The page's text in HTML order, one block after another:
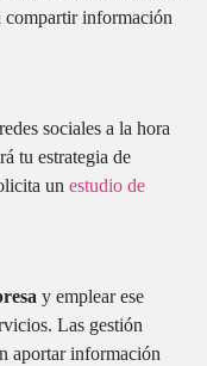
compartir información
sociales a la hora
tu estrategia de
un estudio de
y emplear ese
Las gestión
aportar información